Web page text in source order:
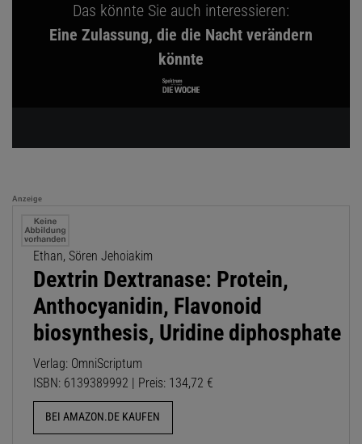
Das könnte Sie auch interessieren:
Eine Zulassung, die die Nacht verändern
könnte
Anzeige
Ethan, Sören Jehoiakim
Dextrin Dextranase: Protein,
Anthocyanidin, Flavonoid
biosynthesis, Uridine diphosphate
Verlag: OmniScriptum
ISBN: 6139389992 | Preis: 134,72 €
BEI AMAZON.DE KAUFEN